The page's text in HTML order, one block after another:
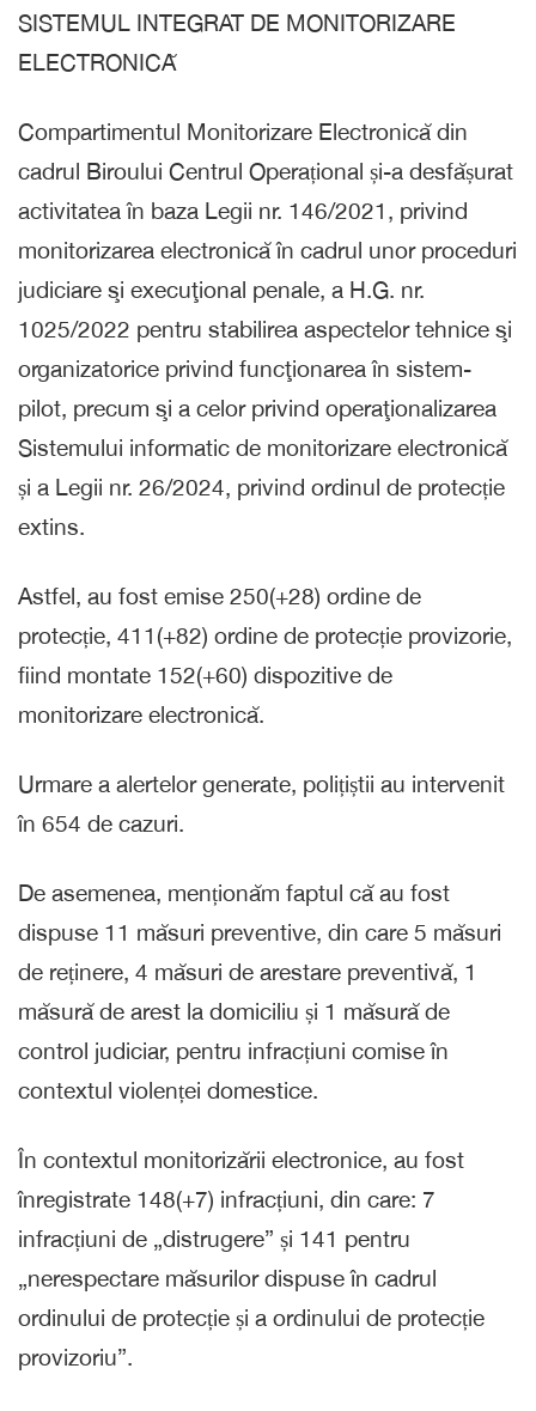
SISTEMUL INTEGRAT DE MONITORIZARE
ELECTRONICĂ
Compartimentul Monitorizare Electronică din
cadrul Biroului Centrul Operațional și-a desfășurat
activitatea în baza Legii nr. 146/2021, privind
monitorizarea electronică în cadrul unor proceduri
judiciare şi execuţional penale, a H.G. nr.
1025/2022 pentru stabilirea aspectelor tehnice şi
organizatorice privind funcţionarea în sistem-
pilot, precum şi a celor privind operaţionalizarea
Sistemului informatic de monitorizare electronică
și a Legii nr. 26/2024, privind ordinul de protecție
extins.
Astfel, au fost emise 250(+28) ordine de
protecție, 411(+82) ordine de protecție provizorie,
fiind montate 152(+60) dispozitive de
monitorizare electronică.
Urmare a alertelor generate, polițiștii au intervenit
în 654 de cazuri.
De asemenea, menționăm faptul că au fost
dispuse 11 măsuri preventive, din care 5 măsuri
de reținere, 4 măsuri de arestare preventivă, 1
măsură de arest la domiciliu și 1 măsură de
control judiciar, pentru infracțiuni comise în
contextul violenței domestice.
În contextul monitorizării electronice, au fost
înregistrate 148(+7) infracțiuni, din care: 7
infracțiuni de „distrugere” și 141 pentru
„nerespectare măsurilor dispuse în cadrul
ordinului de protecție și a ordinului de protecție
provizoriu”.